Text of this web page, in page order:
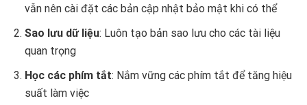
vẫn nên cài đặt các bản cập nhật bảo mật khi có thể
Sao lưu dữ liệu: Luôn tạo bản sao lưu cho các tài liệu
quan trọng
Học các phím tắt: Nắm vững các phím tắt để tăng hiệu
suất làm việc